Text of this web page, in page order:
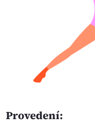
Provedení: